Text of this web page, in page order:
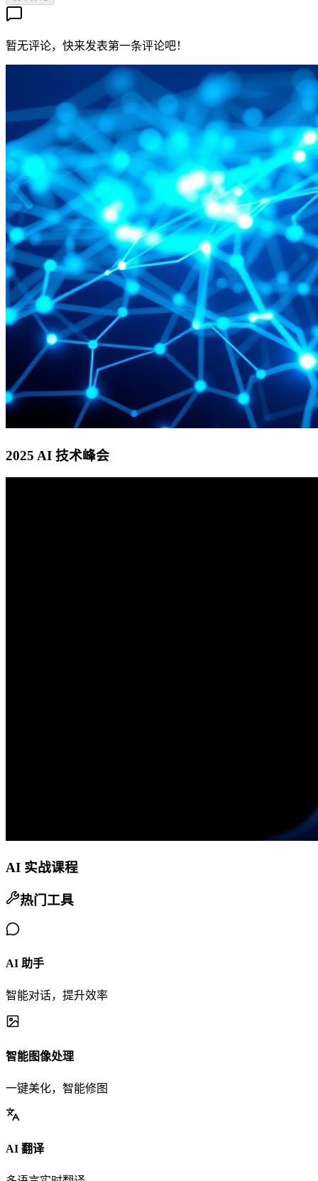
暂无评论，快来发表第一条评论吧！
2025 AI 技术峰会
AI 实战课程
热门工具
AI 助手
智能对话，提升效率
智能图像处理
一键美化，智能修图
AI 翻译